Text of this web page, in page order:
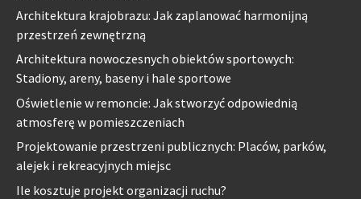
Architektura krajobrazu: Jak zaplanować harmonijną
przestrzeń zewnętrzną
Architektura nowoczesnych obiektów sportowych:
Stadiony, areny, baseny i hale sportowe
Oświetlenie w remoncie: Jak stworzyć odpowiednią
atmosferę w pomieszczeniach
Projektowanie przestrzeni publicznych: Placów, parków,
alejek i rekreacyjnych miejsc
Ile kosztuje projekt organizacji ruchu?